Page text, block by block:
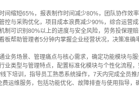
间缩短65%，报表制作时间减少80%，团队协作效
控与采购优化，项目成本浪费减少90%，综合运营
制可识别80%以上的进度与安全风险，劳务投保理
板帮助管理者5分钟内掌握企业经营状况，决策准确
业务场景、管理痛点与核心需求，确定功能模块与
业类型与管理特点，配置标准化模块与个性化流程
下培训，指导员工熟悉系统操作，7天内完成全员推
费运维服务，包括功能优化、故障排查与使用指导，